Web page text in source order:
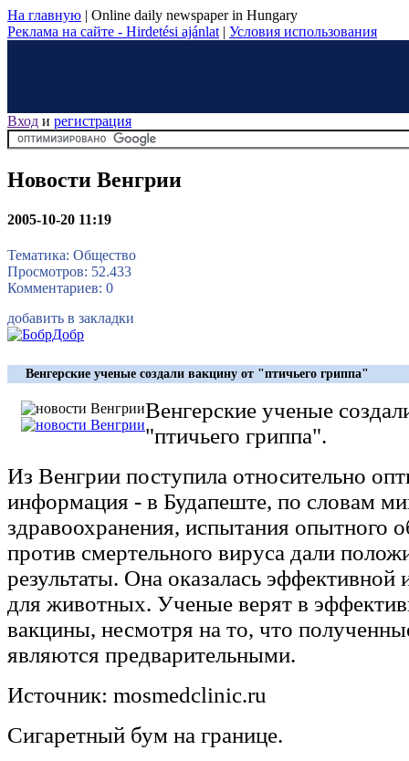
На главную | Online daily newspaper in Hungary
Реклама на сайте - Hirdetési ajánlat | Условия использования
Вход и регистрация
Новости Венгрии
2005-10-20 11:19
Тематика: Общество
Просмотров: 52.433
Комментариев: 0
добавить в закладки
Венгерские ученые создали вакцину от "птичьего гриппа"
Венгерские ученые
"птичьего гриппа".
Из Венгрии поступила относительно
информация - в Будапеште, по словам
здравоохранения, испытания опытного
против смертельного вируса дали
результаты. Она оказалась эффективной
для животных. Ученые верят в
вакцины, несмотря на то, что
являются предварительными.
Источник: mosmedclinic.ru
Сигаретный бум на границе.